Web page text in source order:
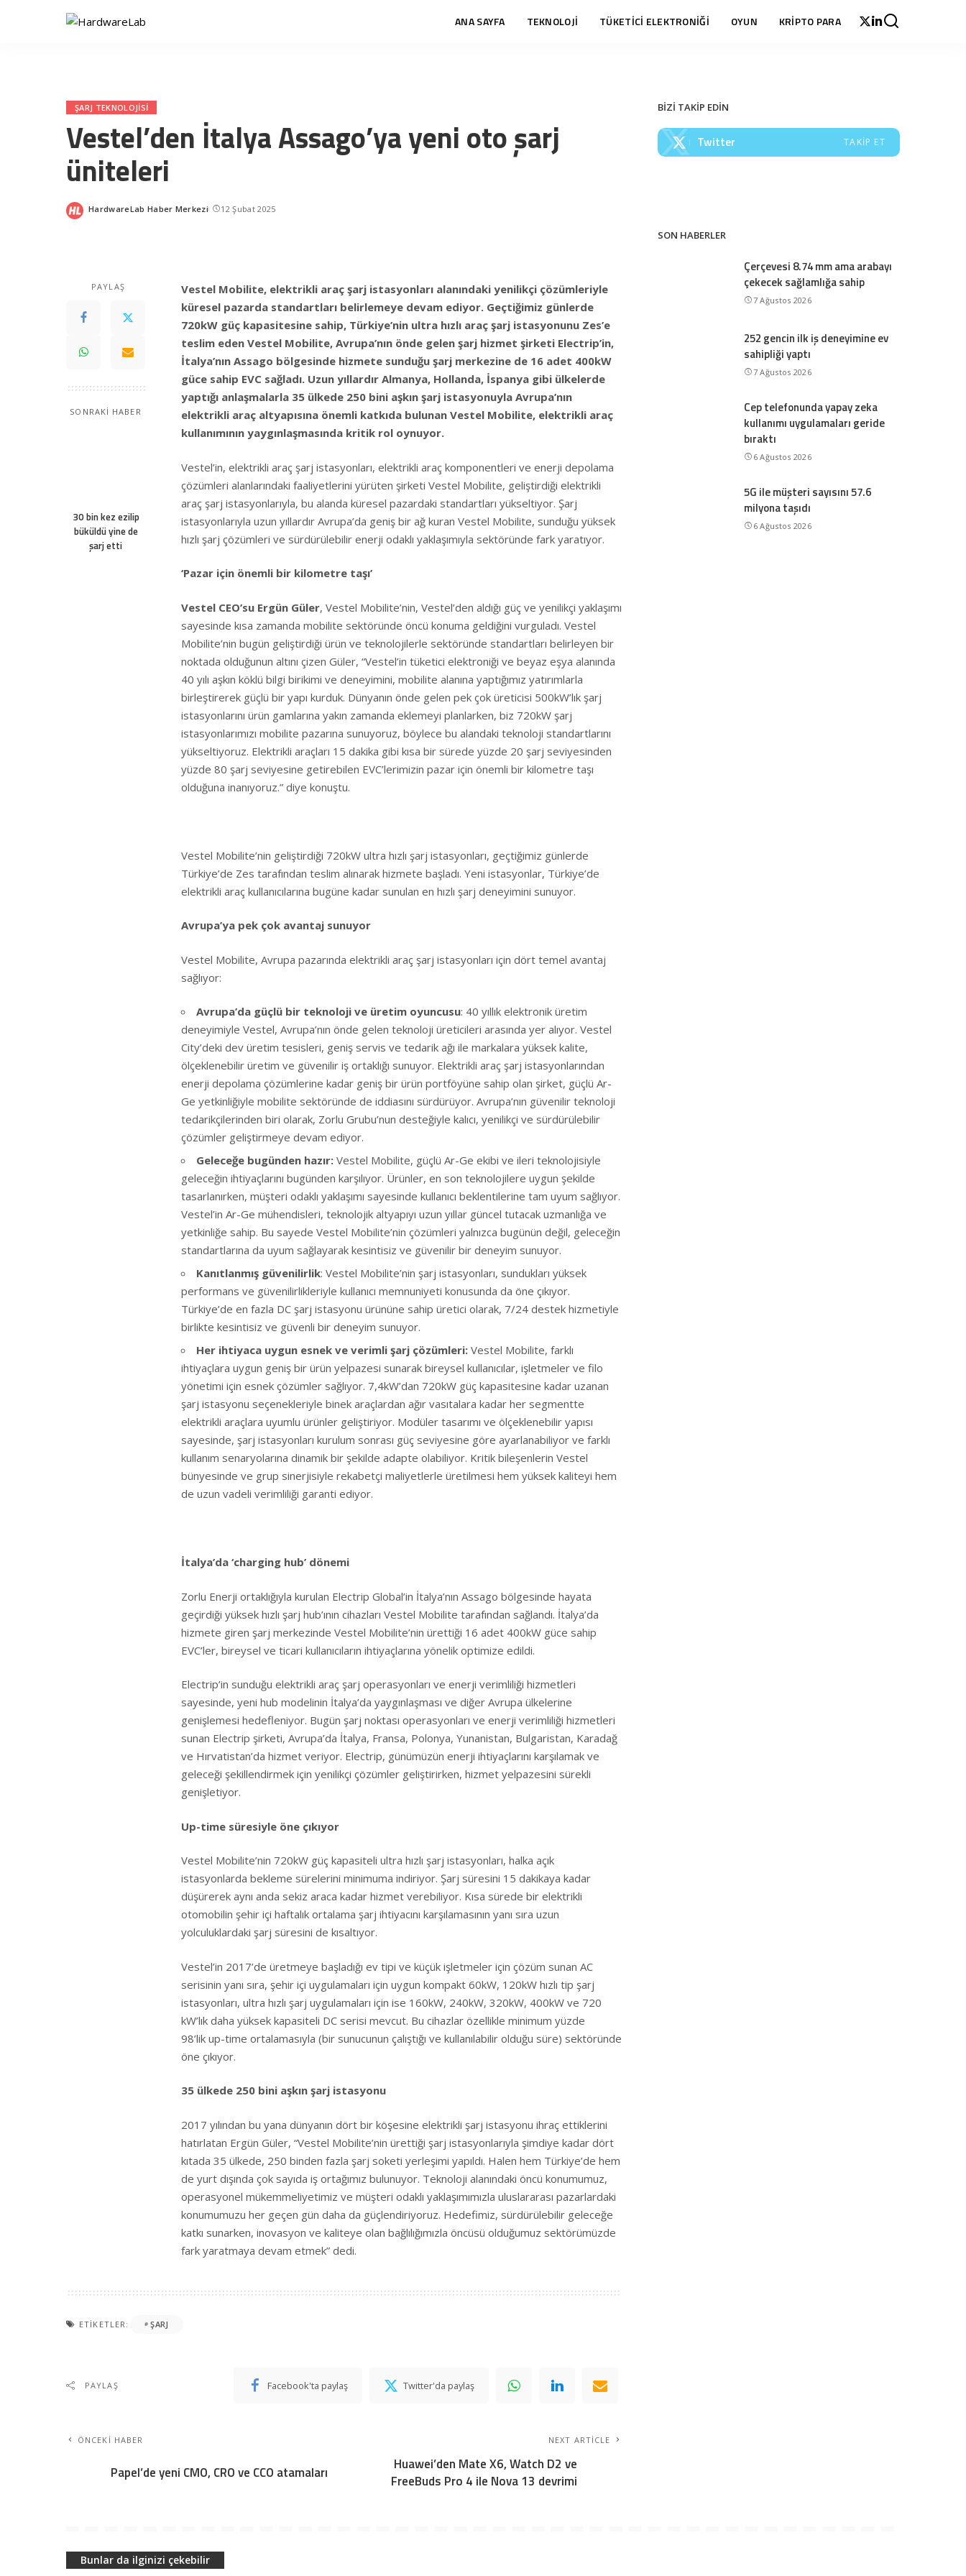
ANA SAYFA TEKNOLOJİ TÜKETİCİ ELEKTRONİĞİ OYUN KRİPTO PARA
ŞARJ TEKNOLOJISI
Vestel’den İtalya Assago’ya yeni oto şarj
üniteleri
Posted
HardwareLab Haber Merkezi 12 Şubat 2025
PAYLAŞ
SONRAKİ HABER
30 bin kez ezilip
büküldü yine de
şarj etti
Vestel Mobilite, elektrikli araç şarj istasyonları alanındaki yenilikçi çözümleriyle
küresel pazarda standartları belirlemeye devam ediyor. Geçtiğimiz günlerde
720kW güç kapasitesine sahip, Türkiye’nin ultra hızlı araç şarj istasyonunu Zes’e
teslim eden Vestel Mobilite, Avrupa’nın önde gelen şarj hizmet şirketi Electrip’in,
İtalya’nın Assago bölgesinde hizmete sunduğu şarj merkezine de 16 adet 400kW
güce sahip EVC sağladı. Uzun yıllardır Almanya, Hollanda, İspanya gibi ülkelerde
yaptığı anlaşmalarla 35 ülkede 250 bini aşkın şarj istasyonuyla Avrupa’nın
elektrikli araç altyapısına önemli katkıda bulunan Vestel Mobilite, elektrikli araç
kullanımının yaygınlaşmasında kritik rol oynuyor.
Vestel’in, elektrikli araç şarj istasyonları, elektrikli araç komponentleri ve enerji depolama
çözümleri alanlarındaki faaliyetlerini yürüten şirketi Vestel Mobilite, geliştirdiği elektrikli
araç şarj istasyonlarıyla, bu alanda küresel pazardaki standartları yükseltiyor. Şarj
istasyonlarıyla uzun yıllardır Avrupa’da geniş bir ağ kuran Vestel Mobilite, sunduğu yüksek
hızlı şarj çözümleri ve sürdürülebilir enerji odaklı yaklaşımıyla sektöründe fark yaratıyor.
‘Pazar için önemli bir kilometre taşı’
Vestel CEO’su Ergün Güler, Vestel Mobilite’nin, Vestel’den aldığı güç ve yenilikçi yaklaşımı
sayesinde kısa zamanda mobilite sektöründe öncü konuma geldiğini vurguladı. Vestel
Mobilite’nin bugün geliştirdiği ürün ve teknolojilerle sektöründe standartları belirleyen bir
noktada olduğunun altını çizen Güler, “Vestel’in tüketici elektroniği ve beyaz eşya alanında
40 yılı aşkın köklü bilgi birikimi ve deneyimini, mobilite alanına yaptığımız yatırımlarla
birleştirerek güçlü bir yapı kurduk. Dünyanın önde gelen pek çok üreticisi 500kW’lık şarj
istasyonlarını ürün gamlarına yakın zamanda eklemeyi planlarken, biz 720kW şarj
istasyonlarımızı mobilite pazarına sunuyoruz, böylece bu alandaki teknoloji standartlarını
yükseltiyoruz. Elektrikli araçları 15 dakika gibi kısa bir sürede yüzde 20 şarj seviyesinden
yüzde 80 şarj seviyesine getirebilen EVC’lerimizin pazar için önemli bir kilometre taşı
olduğuna inanıyoruz.” diye konuştu.
Vestel Mobilite’nin geliştirdiği 720kW ultra hızlı şarj istasyonları, geçtiğimiz günlerde
Türkiye’de Zes tarafından teslim alınarak hizmete başladı. Yeni istasyonlar, Türkiye’de
elektrikli araç kullanıcılarına bugüne kadar sunulan en hızlı şarj deneyimini sunuyor.
Avrupa’ya pek çok avantaj sunuyor
Vestel Mobilite, Avrupa pazarında elektrikli araç şarj istasyonları için dört temel avantaj
sağlıyor:
Avrupa’da güçlü bir teknoloji ve üretim oyuncusu: 40 yıllık elektronik üretim
deneyimiyle Vestel, Avrupa’nın önde gelen teknoloji üreticileri arasında yer alıyor. Vestel
City’deki dev üretim tesisleri, geniş servis ve tedarik ağı ile markalara yüksek kalite,
ölçeklenebilir üretim ve güvenilir iş ortaklığı sunuyor. Elektrikli araç şarj istasyonlarından
enerji depolama çözümlerine kadar geniş bir ürün portföyüne sahip olan şirket, güçlü Ar-
Ge yetkinliğiyle mobilite sektöründe de iddiasını sürdürüyor. Avrupa’nın güvenilir teknoloji
tedarikçilerinden biri olarak, Zorlu Grubu’nun desteğiyle kalıcı, yenilikçi ve sürdürülebilir
çözümler geliştirmeye devam ediyor.
Geleceğe bugünden hazır: Vestel Mobilite, güçlü Ar-Ge ekibi ve ileri teknolojisiyle
geleceğin ihtiyaçlarını bugünden karşılıyor. Ürünler, en son teknolojilere uygun şekilde
tasarlanırken, müşteri odaklı yaklaşımı sayesinde kullanıcı beklentilerine tam uyum sağlıyor.
Vestel’in Ar-Ge mühendisleri, teknolojik altyapıyı uzun yıllar güncel tutacak uzmanlığa ve
yetkinliğe sahip. Bu sayede Vestel Mobilite’nin çözümleri yalnızca bugünün değil, geleceğin
standartlarına da uyum sağlayarak kesintisiz ve güvenilir bir deneyim sunuyor.
Kanıtlanmış güvenilirlik: Vestel Mobilite’nin şarj istasyonları, sundukları yüksek
performans ve güvenilirlikleriyle kullanıcı memnuniyeti konusunda da öne çıkıyor.
Türkiye’de en fazla DC şarj istasyonu ürününe sahip üretici olarak, 7/24 destek hizmetiyle
birlikte kesintisiz ve güvenli bir deneyim sunuyor.
Her ihtiyaca uygun esnek ve verimli şarj çözümleri: Vestel Mobilite, farklı
ihtiyaçlara uygun geniş bir ürün yelpazesi sunarak bireysel kullanıcılar, işletmeler ve filo
yönetimi için esnek çözümler sağlıyor. 7,4kW’dan 720kW güç kapasitesine kadar uzanan
şarj istasyonu seçenekleriyle binek araçlardan ağır vasıtalara kadar her segmentte
elektrikli araçlara uyumlu ürünler geliştiriyor. Modüler tasarımı ve ölçeklenebilir yapısı
sayesinde, şarj istasyonları kurulum sonrası güç seviyesine göre ayarlanabiliyor ve farklı
kullanım senaryolarına dinamik bir şekilde adapte olabiliyor. Kritik bileşenlerin Vestel
bünyesinde ve grup sinerjisiyle rekabetçi maliyetlerle üretilmesi hem yüksek kaliteyi hem
de uzun vadeli verimliliği garanti ediyor.
İtalya’da ‘charging hub’ dönemi
Zorlu Enerji ortaklığıyla kurulan Electrip Global’in İtalya’nın Assago bölgesinde hayata
geçirdiği yüksek hızlı şarj hub’ının cihazları Vestel Mobilite tarafından sağlandı. İtalya’da
hizmete giren şarj merkezinde Vestel Mobilite’nin ürettiği 16 adet 400kW güce sahip
EVC’ler, bireysel ve ticari kullanıcıların ihtiyaçlarına yönelik optimize edildi.
Electrip’in sunduğu elektrikli araç şarj operasyonları ve enerji verimliliği hizmetleri
sayesinde, yeni hub modelinin İtalya’da yaygınlaşması ve diğer Avrupa ülkelerine
genişlemesi hedefleniyor. Bugün şarj noktası operasyonları ve enerji verimliliği hizmetleri
sunan Electrip şirketi, Avrupa’da İtalya, Fransa, Polonya, Yunanistan, Bulgaristan, Karadağ
ve Hırvatistan’da hizmet veriyor. Electrip, günümüzün enerji ihtiyaçlarını karşılamak ve
geleceği şekillendirmek için yenilikçi çözümler geliştirirken, hizmet yelpazesini sürekli
genişletiyor.
Up-time süresiyle öne çıkıyor
Vestel Mobilite’nin 720kW güç kapasiteli ultra hızlı şarj istasyonları, halka açık
istasyonlarda bekleme sürelerini minimuma indiriyor. Şarj süresini 15 dakikaya kadar
düşürerek aynı anda sekiz araca kadar hizmet verebiliyor. Kısa sürede bir elektrikli
otomobilin şehir içi haftalık ortalama şarj ihtiyacını karşılamasının yanı sıra uzun
yolculuklardaki şarj süresini de kısaltıyor.
Vestel’in 2017’de üretmeye başladığı ev tipi ve küçük işletmeler için çözüm sunan AC
serisinin yanı sıra, şehir içi uygulamaları için uygun kompakt 60kW, 120kW hızlı tip şarj
istasyonları, ultra hızlı şarj uygulamaları için ise 160kW, 240kW, 320kW, 400kW ve 720
kW’lık daha yüksek kapasiteli DC serisi mevcut. Bu cihazlar özellikle minimum yüzde
98’lik up-time ortalamasıyla (bir sunucunun çalıştığı ve kullanılabilir olduğu süre) sektöründe
öne çıkıyor.
35 ülkede 250 bini aşkın şarj istasyonu
2017 yılından bu yana dünyanın dört bir köşesine elektrikli şarj istasyonu ihraç ettiklerini
hatırlatan Ergün Güler, “Vestel Mobilite’nin ürettiği şarj istasyonlarıyla şimdiye kadar dört
kıtada 35 ülkede, 250 binden fazla şarj soketi yerleşimi yapıldı. Halen hem Türkiye’de hem
de yurt dışında çok sayıda iş ortağımız bulunuyor. Teknoloji alanındaki öncü konumumuz,
operasyonel mükemmeliyetimiz ve müşteri odaklı yaklaşımımızla uluslararası pazarlardaki
konumumuzu her geçen gün daha da güçlendiriyoruz. Hedefimiz, sürdürülebilir geleceğe
katkı sunarken, inovasyon ve kaliteye olan bağlılığımızla öncüsü olduğumuz sektörümüzde
fark yaratmaya devam etmek” dedi.
ETIKETLER: ŞARJ
PAYLAŞ Facebook'ta paylaş Twitter'da paylaş
ÖNCEKI HABER
Papel’de yeni CMO, CRO ve CCO atamaları
NEXT ARTICLE
Huawei’den Mate X6, Watch D2 ve
FreeBuds Pro 4 ile Nova 13 devrimi
BİZİ TAKİP EDİN
Twitter TAKIP ET
SON HABERLER
Çerçevesi 8.74 mm ama arabayı
çekecek sağlamlığa sahip
7 Ağustos 2026
252 gencin ilk iş deneyimine ev
sahipliği yaptı
7 Ağustos 2026
Cep telefonunda yapay zeka
kullanımı uygulamaları geride
bıraktı
6 Ağustos 2026
5G ile müşteri sayısını 57.6
milyona taşıdı
6 Ağustos 2026
Bunlar da ilginizi çekebilir